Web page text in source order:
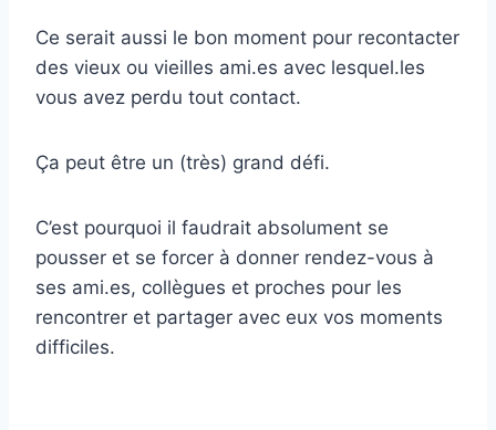
Ce serait aussi le bon moment pour recontacter
des vieux ou vieilles ami.es avec lesquel.les
vous avez perdu tout contact.
Ça peut être un (très) grand défi.
C’est pourquoi il faudrait absolument se
pousser et se forcer à donner rendez-vous à
ses ami.es, collègues et proches pour les
rencontrer et partager avec eux vos moments
difficiles.